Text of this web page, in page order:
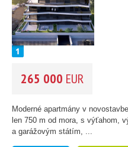
265 000 EUR
Moderné apartmány v
len 750 m od mora, s výťahom,
a garážovým státím, ...